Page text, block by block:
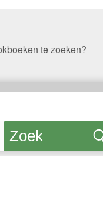
te zoeken?
Zoek